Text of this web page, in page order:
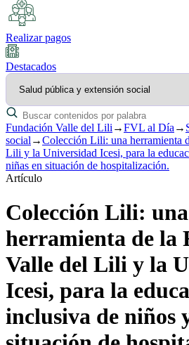
Realizar pagos
Destacados
Fundación Valle del Lili →FVL al Día →
social →Colección Lili: una herramienta
Lili y la Universidad Icesi, para la
niñas en situación de hospitalización.
Artículo
Colección Lili: una
herramienta de la
Valle del Lili y la
Icesi, para la
inclusiva de niños